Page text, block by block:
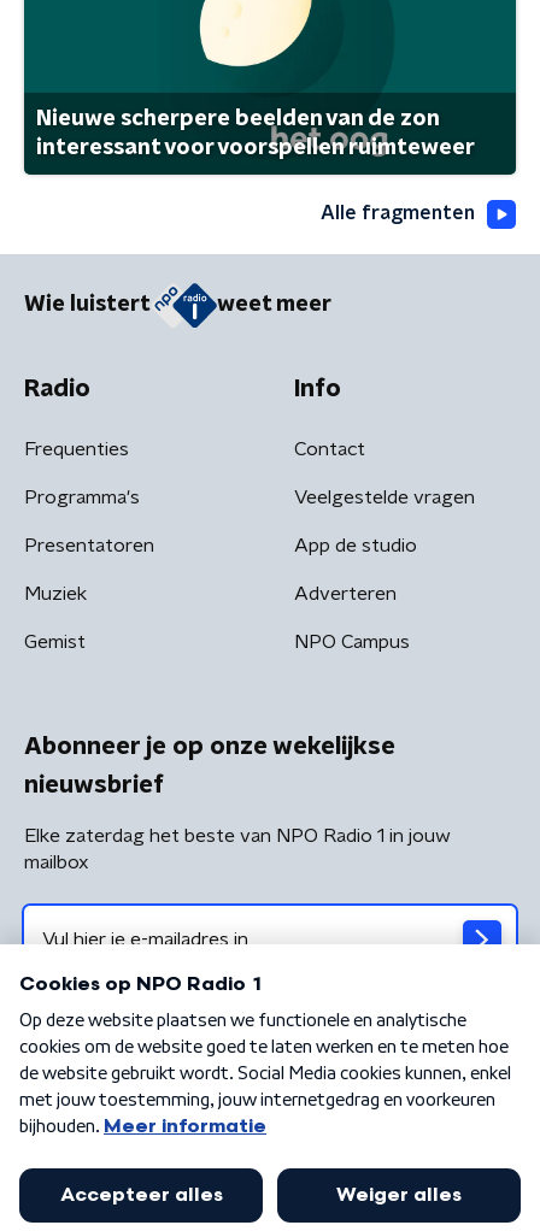
Nieuwe scherpere beelden van de zon
interessant voor voorspellen ruimteweer
Alle fragmenten
Wie luistert weet meer
Radio
Frequenties
Programma's
Presentatoren
Muziek
Gemist
Info
Contact
Veelgestelde vragen
App de studio
Adverteren
NPO Campus
Abonneer je op onze wekelijkse
nieuwsbrief
Elke zaterdag het beste van NPO Radio 1 in jouw
mailbox
Algemene voorwaarden